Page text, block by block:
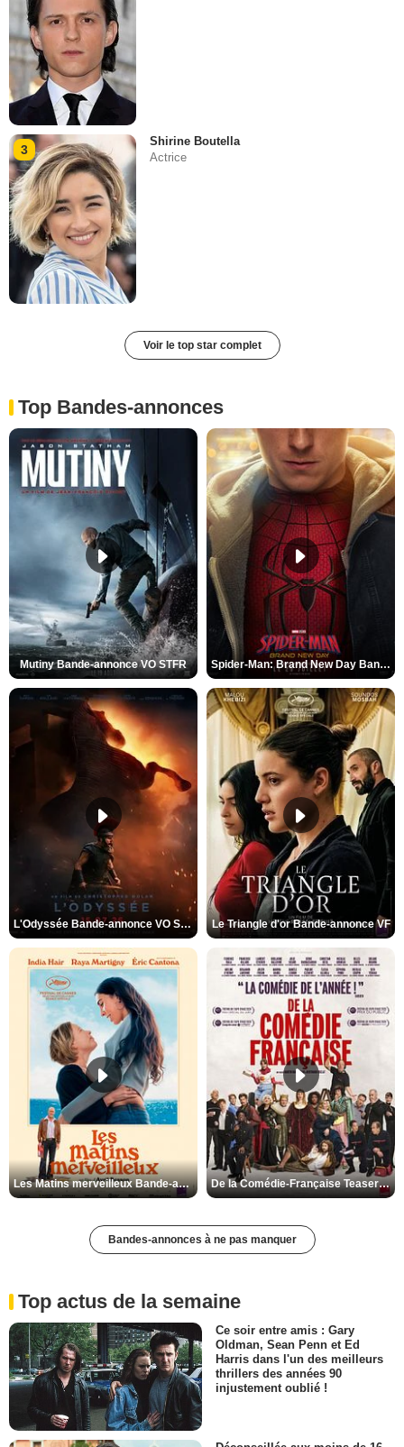
3
Shirine Boutella
Actrice
Voir le top star complet
Top Bandes-annonces
Mutiny Bande-annonce VO STFR Spider-Man: Brand New Day Bande-annonce VO STFR
L'Odyssée Bande-annonce VO STFR Le Triangle d'or Bande-annonce VF
Les Matins merveilleux Bande-annonce VF De la Comédie-Française Teaser VF
Bandes-annonces à ne pas manquer
Top actus de la semaine
Ce soir entre amis : Gary
Oldman, Sean Penn et Ed
Harris dans l'un des meilleurs
thrillers des années 90
injustement oublié !